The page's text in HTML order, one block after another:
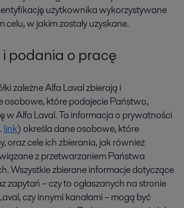
użytkownika wykorzystywane
celu, w jakim zostały uzyskane.
podania o pracę
zależne Alfa Laval zbierają i
osobowe, które podajecie Państwo,
w Alfa Laval. Ta informacja o prywatności
link) określa dane osobowe, które
oraz cele ich zbierania, jak również
z przetwarzaniem Państwa
Wszystkie zbierane informacje dotyczące
zapytań – czy to ogłaszanych na stronie
czy innymi kanałami – mogą być